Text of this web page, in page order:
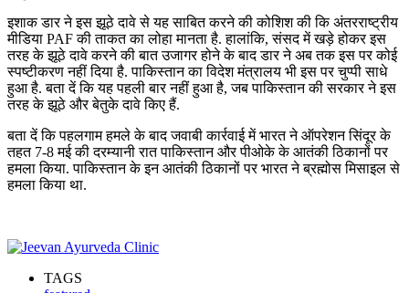
इशाक डार ने इस झूठे दावे से यह साबित करने की कोशिश की कि अंतरराष्ट्रीय
मीडिया PAF की ताकत का लोहा मानता है. हालांकि, संसद में खड़े होकर इस
तरह के झूठे दावे करने की बात उजागर होने के बाद डार ने अब तक इस पर कोई
स्पष्टीकरण नहीं दिया है. पाकिस्तान का विदेश मंत्रालय भी इस पर चुप्पी साधे
हुआ है. बता दें कि यह पहली बार नहीं हुआ है, जब पाकिस्तान की सरकार ने इस
तरह के झूठे और बेतुके दावे किए हैं.
बता दें कि पहलगाम हमले के बाद जवाबी कार्रवाई में भारत ने ऑपरेशन सिंदूर के
तहत 7-8 मई की दरम्यानी रात पाकिस्तान और पीओके के आतंकी ठिकानों पर
हमला किया. पाकिस्तान के इन आतंकी ठिकानों पर भारत ने ब्रह्मोस मिसाइल से
हमला किया था.
TAGS